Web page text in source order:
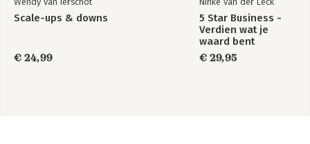
Scale-ups & downs
€ 24,99
5 Star Business -
Verdien wat je
waard bent
€ 29,95